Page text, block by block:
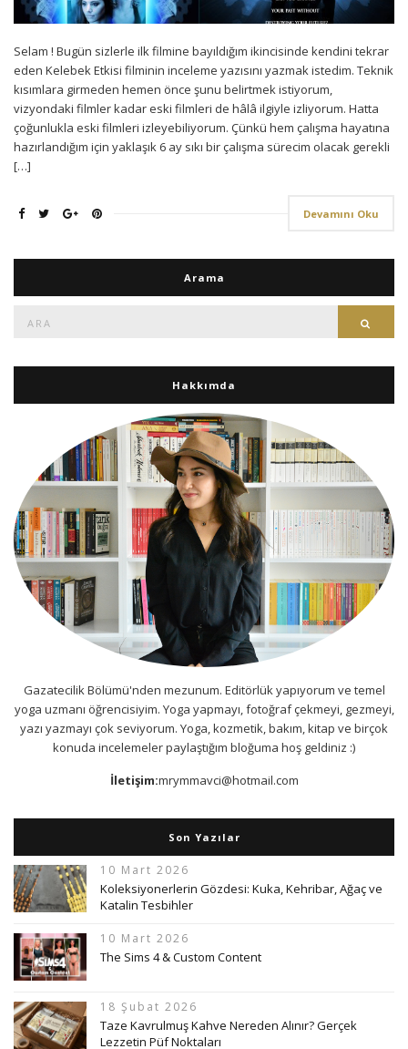
Selam ! Bugün sizlerle ilk filmine bayıldığım ikincisinde kendini tekrar
eden Kelebek Etkisi filminin inceleme yazısını yazmak istedim. Teknik
kısımlara girmeden hemen önce şunu belirtmek istiyorum,
vizyondaki filmler kadar eski filmleri de hâlâ ilgiyle izliyorum. Hatta
çoğunlukla eski filmleri izleyebiliyorum. Çünkü hem çalışma hayatına
hazırlandığım için yaklaşık 6 ay sıkı bir çalışma sürecim olacak gerekli
[…]
Devamını Oku
Arama
Hakkımda
Gazatecilik Bölümü'nden mezunum. Editörlük yapıyorum ve temel
yoga uzmanı öğrencisiyim. Yoga yapmayı, fotoğraf çekmeyi, gezmeyi,
yazı yazmayı çok seviyorum. Yoga, kozmetik, bakım, kitap ve birçok
konuda incelemeler paylaştığım bloğuma hoş geldiniz :)
İletişim:mrymmavci@hotmail.com
Son Yazılar
10 Mart 2026
Koleksiyonerlerin Gözdesi: Kuka, Kehribar, Ağaç ve
Katalin Tesbihler
10 Mart 2026
The Sims 4 & Custom Content
18 Şubat 2026
Taze Kavrulmuş Kahve Nereden Alınır? Gerçek
Lezzetin Püf Noktaları